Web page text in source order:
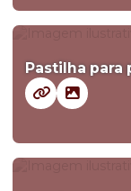
Pastilha para